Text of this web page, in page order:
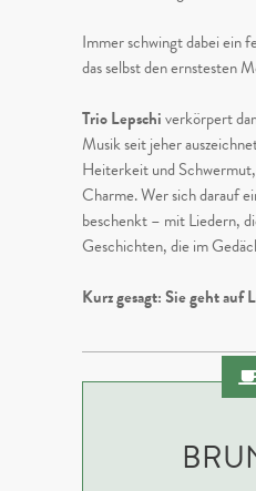
Immer schwingt dabei ein
das selbst den ernstesten
Trio Lepschiverkörpert
Musik seit jeher
Heiterkeit und
Charme. Wer sich darauf
beschenkt – mit Liedern,
Geschichten, die im
Kurz gesagt: Sie geht auf